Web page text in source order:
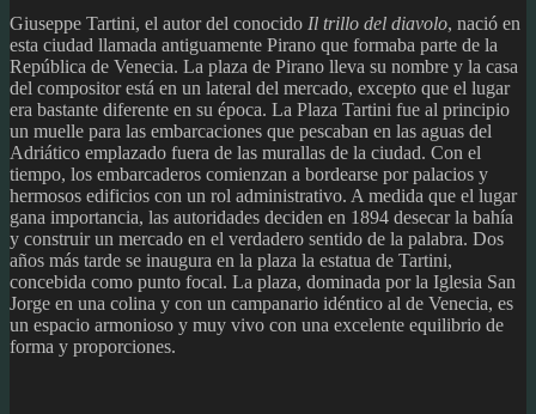
Giuseppe Tartini, el autor del conocido Il trillo del diavolo, nació en
esta ciudad llamada antiguamente Pirano que formaba parte de la
República de Venecia. La plaza de Pirano lleva su nombre y la casa
del compositor está en un lateral del mercado, excepto que el lugar
era bastante diferente en su época. La Plaza Tartini fue al principio
un muelle para las embarcaciones que pescaban en las aguas del
Adriático emplazado fuera de las murallas de la ciudad. Con el
tiempo, los embarcaderos comienzan a bordearse por palacios y
hermosos edificios con un rol administrativo. A medida que el lugar
gana importancia, las autoridades deciden en 1894 desecar la bahía
y construir un mercado en el verdadero sentido de la palabra. Dos
años más tarde se inaugura en la plaza la estatua de Tartini,
concebida como punto focal. La plaza, dominada por la Iglesia San
Jorge en una colina y con un campanario idéntico al de Venecia, es
un espacio armonioso y muy vivo con una excelente equilibrio de
forma y proporciones.